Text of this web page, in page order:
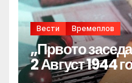
Вести Времеплов
„Првото
2 Август 1944